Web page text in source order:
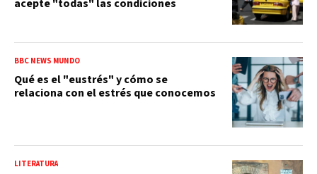
acepte "todas" las condiciones
BBC NEWS MUNDO
Qué es el "eustrés" y cómo se
relaciona con el estrés que conocemos
LITERATURA